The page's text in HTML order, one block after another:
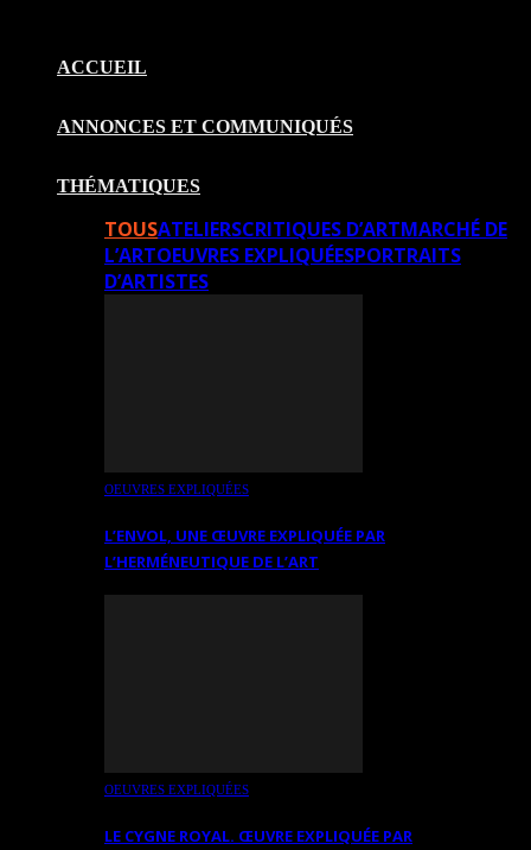
ACCUEIL
ANNONCES ET COMMUNIQUÉS
THÉMATIQUES
TOUSATELIERSCRITIQUES D’ARTMARCHÉ DE
L’ARTOEUVRES EXPLIQUÉESPORTRAITS
D’ARTISTES
OEUVRES EXPLIQUÉES
L’ENVOL, UNE ŒUVRE EXPLIQUÉE PAR
L’HERMÉNEUTIQUE DE L’ART
OEUVRES EXPLIQUÉES
LE CYGNE ROYAL. ŒUVRE EXPLIQUÉE PAR